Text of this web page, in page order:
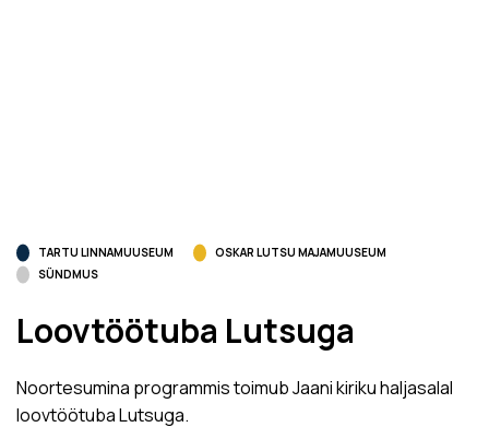
TARTU LINNAMUUSEUM
OSKAR LUTSU MAJAMUUSEUM
SÜNDMUS
Loovtöötuba Lutsuga
Noortesumina programmis toimub Jaani kiriku haljasalal
loovtöötuba Lutsuga.